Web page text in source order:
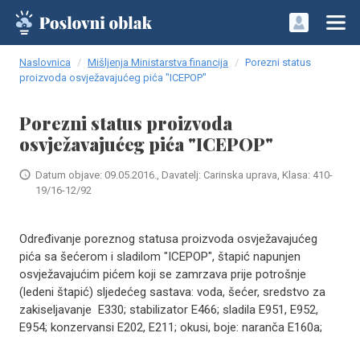
Naslovnica Mišljenja Ministarstva financija
Porezni status
proizvoda osvježavajućeg pića "ICEPOP"
Porezni status proizvoda
osvježavajućeg pića "ICEPOP"
Datum objave: 09.05.2016., Davatelj: Carinska uprava, Klasa: 410-
19/16-12/92
Određivanje poreznog statusa proizvoda osvježavajućeg
pića sa šećerom i sladilom "ICEPOP", štapić napunjen
osvježavajućim pićem koji se zamrzava prije potrošnje
(ledeni štapić) sljedećeg sastava: voda, šećer, sredstvo za
zakiseljavanje E330; stabilizator E466; sladila E951, E952,
E954; konzervansi E202, E211; okusi, boje: naranča E160a;